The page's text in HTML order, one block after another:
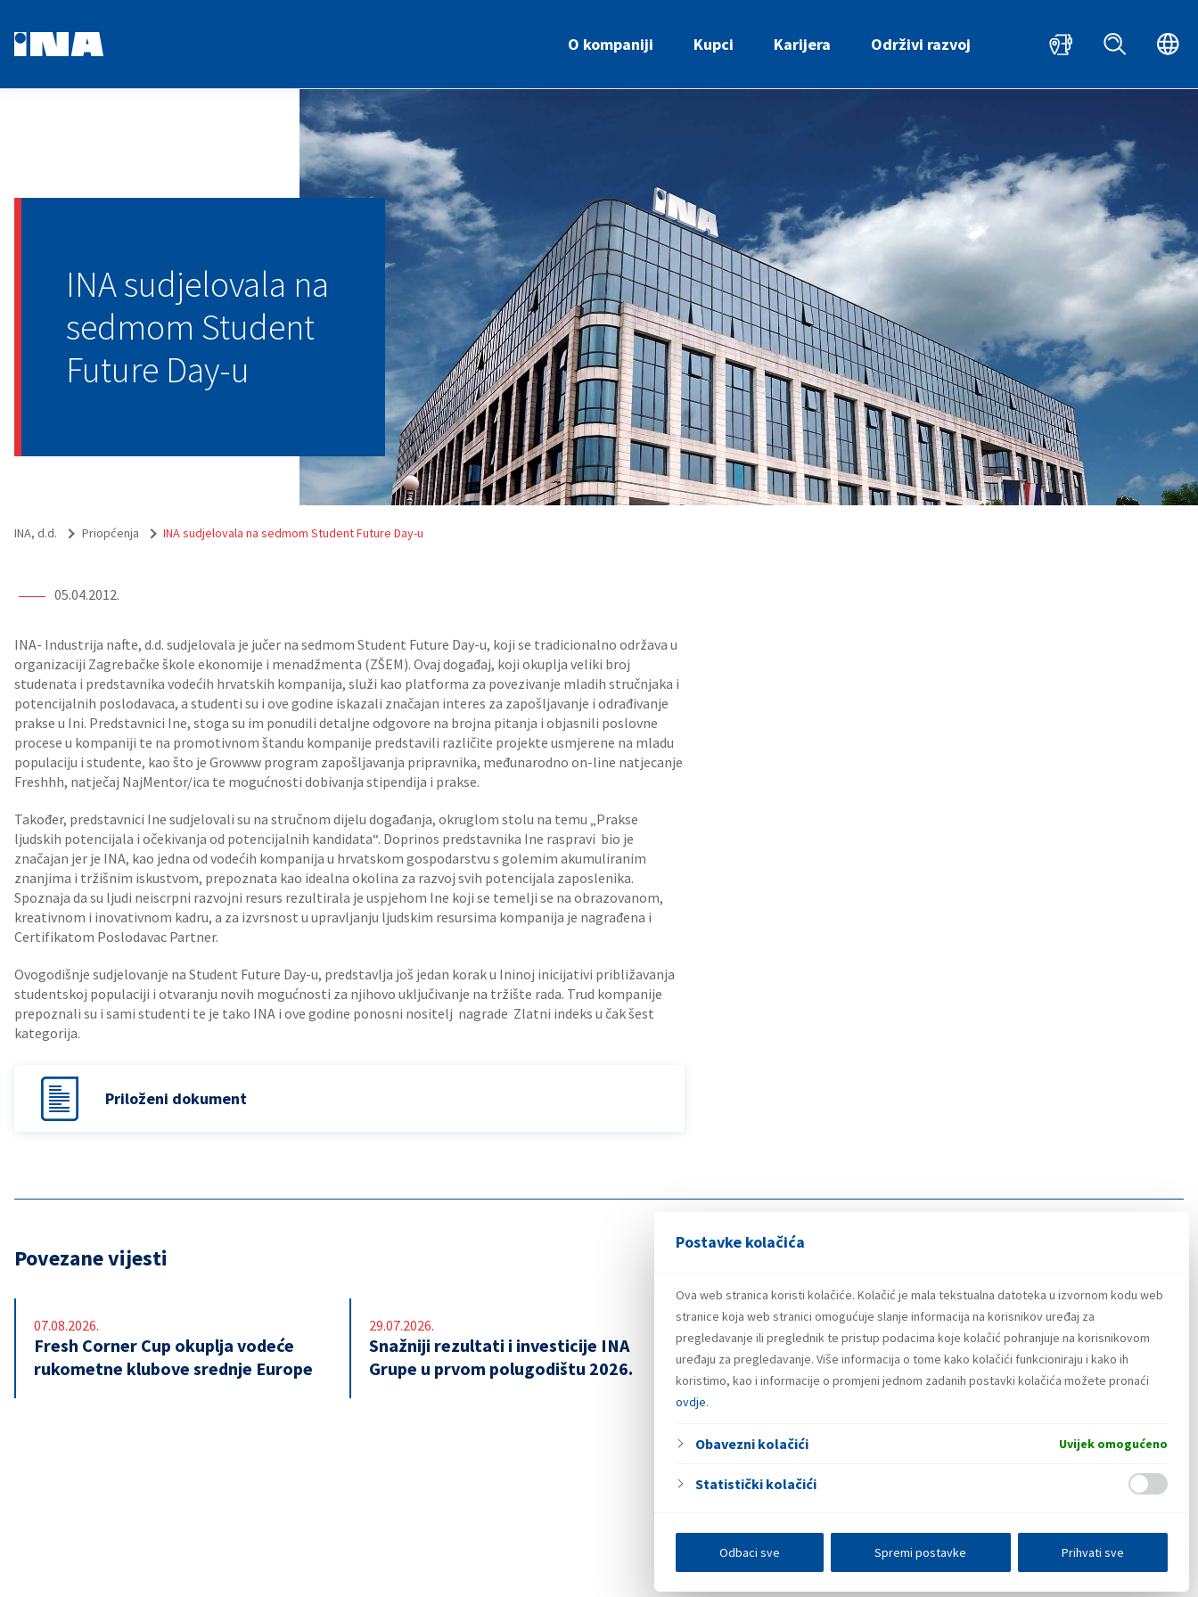
Postavke kolačića
Ova web stranica koristi kolačiće. Kolačić je mala tekstualna datoteka u izvornom kodu web
stranice koja web stranici omogućuje slanje informacija na korisnikov uređaj za
pregledavanje ili preglednik te pristup podacima koje kolačić pohranjuje na korisnikovom
uređaju za pregledavanje. Više informacija o tome kako kolačići funkcioniraju i kako ih
koristimo, kao i informacije o promjeni jednom zadanih postavki kolačića možete pronaći
ovdje.
Obavezni kolačići Uvijek omogućeno
Statistički kolačići
Odbaci sve Spremi postavke Prihvati sve
O kompaniji Kupci Karijera Održivi razvoj
INA sudjelovala na
sedmom Student
Future Day-u
INA, d.d. Priopćenja INA sudjelovala na sedmom Student Future Day-u
05.04.2012.
INA- Industrija nafte, d.d. sudjelovala je jučer na sedmom Student Future Day-u, koji se tradicionalno održava u
organizaciji Zagrebačke škole ekonomije i menadžmenta (ZŠEM). Ovaj događaj, koji okuplja veliki broj
studenata i predstavnika vodećih hrvatskih kompanija, služi kao platforma za povezivanje mladih stručnjaka i
potencijalnih poslodavaca, a studenti su i ove godine iskazali značajan interes za zapošljavanje i odrađivanje
prakse u Ini. Predstavnici Ine, stoga su im ponudili detaljne odgovore na brojna pitanja i objasnili poslovne
procese u kompaniji te na promotivnom štandu kompanije predstavili različite projekte usmjerene na mladu
populaciju i studente, kao što je Growww program zapošljavanja pripravnika, međunarodno on-line natjecanje
Freshhh, natječaj NajMentor/ica te mogućnosti dobivanja stipendija i prakse.
Također, predstavnici Ine sudjelovali su na stručnom dijelu događanja, okruglom stolu na temu „Prakse
ljudskih potencijala i očekivanja od potencijalnih kandidata“. Doprinos predstavnika Ine raspravi bio je
značajan jer je INA, kao jedna od vodećih kompanija u hrvatskom gospodarstvu s golemim akumuliranim
znanjima i tržišnim iskustvom, prepoznata kao idealna okolina za razvoj svih potencijala zaposlenika.
Spoznaja da su ljudi neiscrpni razvojni resurs rezultirala je uspjehom Ine koji se temelji se na obrazovanom,
kreativnom i inovativnom kadru, a za izvrsnost u upravljanju ljudskim resursima kompanija je nagrađena i
Certifikatom Poslodavac Partner.
Ovogodišnje sudjelovanje na Student Future Day-u, predstavlja još jedan korak u Ininoj inicijativi približavanja
studentskoj populaciji i otvaranju novih mogućnosti za njihovo uključivanje na tržište rada. Trud kompanije
prepoznali su i sami studenti te je tako INA i ove godine ponosni nositelj nagrade Zlatni indeks u čak šest
kategorija.
Priloženi dokument
Povezane vijesti
07.08.2026.
Fresh Corner Cup okuplja vodeće
rukometne klubove srednje Europe
29.07.2026.
Snažniji rezultati i investicije INA
Grupe u prvom polugodištu 2026.